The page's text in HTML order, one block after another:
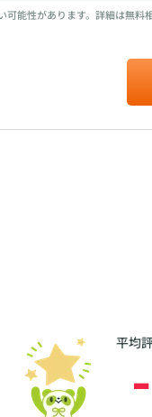
能性があります。詳細は無料
平均-